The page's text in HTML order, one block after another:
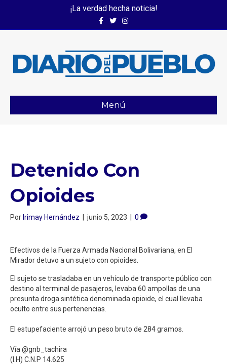
¡La verdad hecha noticia!
FacebookTwitterInstagram
Menú
Detenido Con
Opioides⁣
PorIrimay Hernández | junio 5, 2023 | 0
Efectivos de la Fuerza Armada Nacional Bolivariana, en El
Mirador detuvo a un sujeto con opioides.⁣
El sujeto se trasladaba en un vehículo de transporte público con
destino al terminal de pasajeros, levaba 60 ampollas de una
presunta droga sintética denominada opioide, el cual llevaba
oculto entre sus pertenencias. ⁣
El estupefaciente arrojó un peso bruto de 284 gramos. ⁣
Vía @gnb_tachira⁣
(I.H) C.N.P 14.625⁣